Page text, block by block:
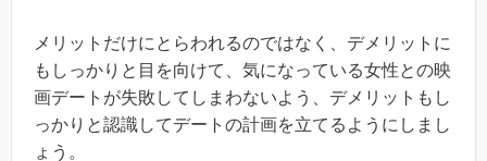
メリットだけにとらわれるのではなく、デメリットに
もしっかりと目を向けて、気になっている女性との映
画デートが失敗してしまわないよう、デメリットもし
っかりと認識してデートの計画を立てるようにしまし
ょう。